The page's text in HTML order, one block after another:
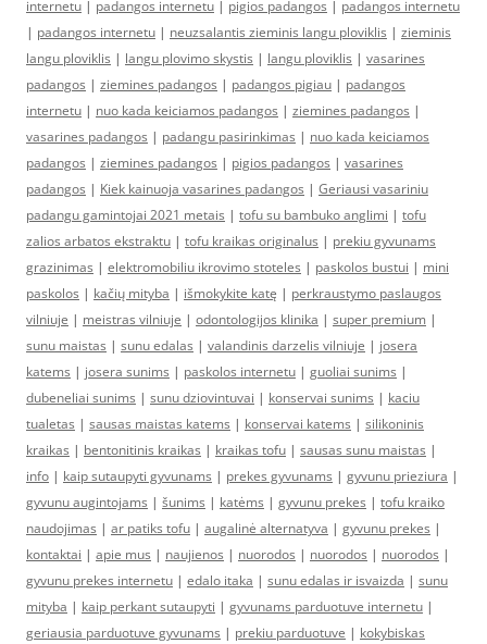
internetu | padangos internetu | pigios padangos | padangos internetu
| padangos internetu | neuzsalantis zieminis langu ploviklis | zieminis
langu ploviklis | langu plovimo skystis | langu ploviklis | vasarines
padangos | ziemines padangos | padangos pigiau | padangos
internetu | nuo kada keiciamos padangos | ziemines padangos |
vasarines padangos | padangu pasirinkimas | nuo kada keiciamos
padangos | ziemines padangos | pigios padangos | vasarines
padangos | Kiek kainuoja vasarines padangos | Geriausi vasariniu
padangu gamintojai 2021 metais | tofu su bambuko anglimi | tofu
zalios arbatos ekstraktu | tofu kraikas originalus | prekiu gyvunams
grazinimas | elektromobiliu ikrovimo stoteles | paskolos bustui | mini
paskolos | kačių mityba | išmokykite katę | perkraustymo paslaugos
vilniuje | meistras vilniuje | odontologijos klinika | super premium |
sunu maistas | sunu edalas | valandinis darzelis vilniuje | josera
katems | josera sunims | paskolos internetu | guoliai sunims |
dubeneliai sunims | sunu dziovintuvai | konservai sunims | kaciu
tualetas | sausas maistas katems | konservai katems | silikoninis
kraikas | bentonitinis kraikas | kraikas tofu | sausas sunu maistas |
info | kaip sutaupyti gyvunams | prekes gyvunams | gyvunu prieziura |
gyvunu augintojams | šunims | katėms | gyvunu prekes | tofu kraiko
naudojimas | ar patiks tofu | augalinė alternatyva | gyvunu prekes |
kontaktai | apie mus | naujienos | nuorodos | nuorodos | nuorodos |
gyvunu prekes internetu | edalo itaka | sunu edalas ir isvaizda | sunu
mityba | kaip perkant sutaupyti | gyvunams parduotuve internetu |
geriausia parduotuve gyvunams | prekiu parduotuve | kokybiskas